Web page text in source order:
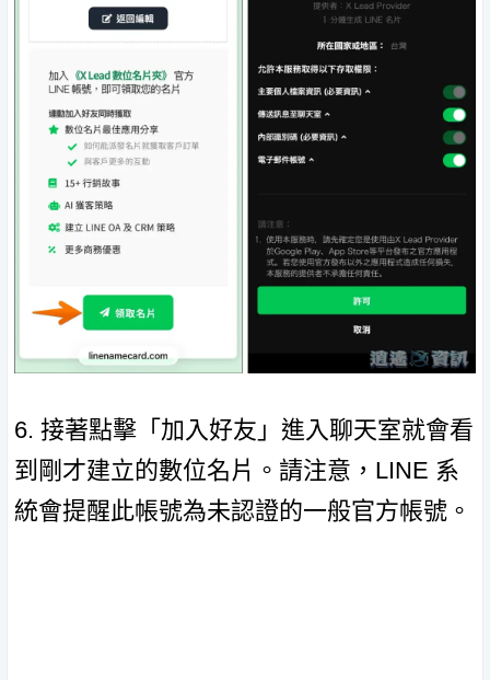
6. 接著點擊「加入好友」進入聊天室就會看
到剛才建立的數位名片。請注意，LINE 系
統會提醒此帳號為未認證的一般官方帳號。